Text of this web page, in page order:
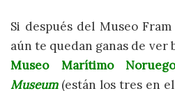
Si después del Museo
aún te quedan ganas de ver
Museo Marítimo
Museum(están los tres en